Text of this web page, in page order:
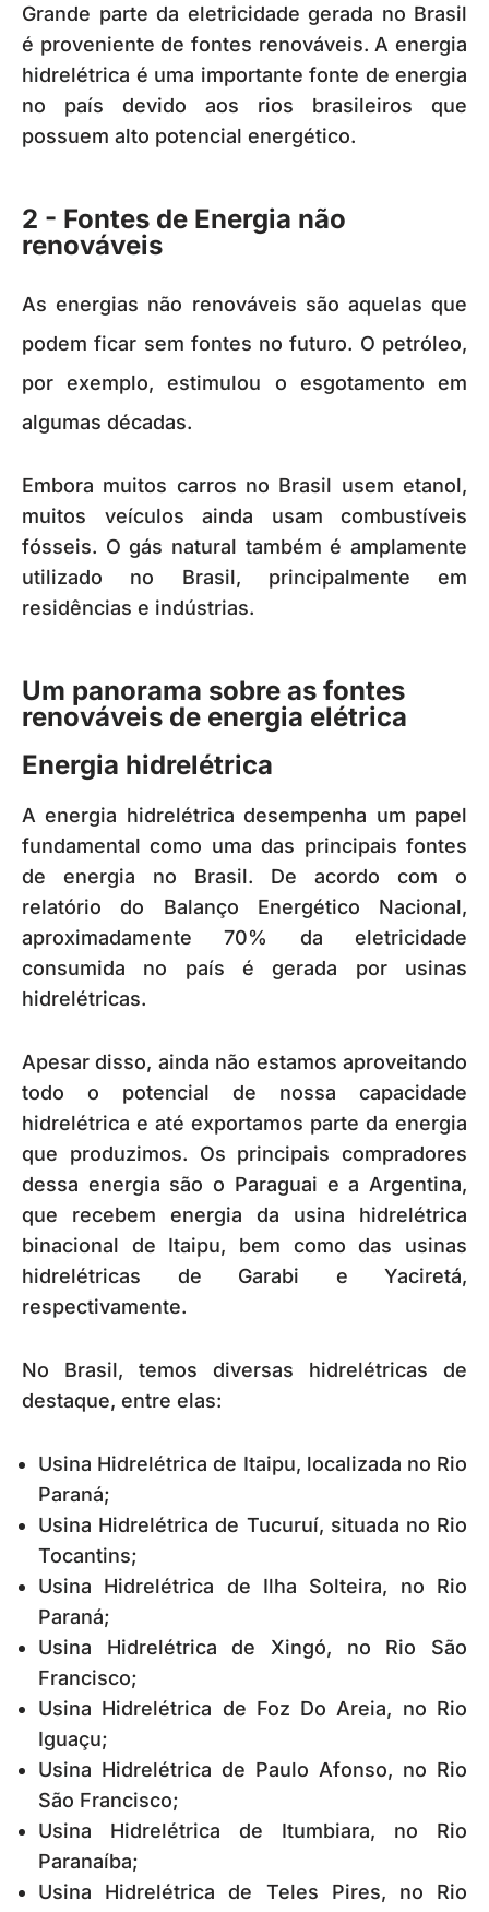
Grande parte da eletricidade gerada no Brasil
é proveniente de fontes renováveis. A energia
hidrelétrica é uma importante fonte de energia
no país devido aos rios brasileiros que
possuem alto potencial energético.
2 - Fontes de Energia não
renováveis
As energias não renováveis são aquelas que
podem ficar sem fontes no futuro. O petróleo,
por exemplo, estimulou o esgotamento em
algumas décadas.
Embora muitos carros no Brasil usem etanol,
muitos veículos ainda usam combustíveis
fósseis. O gás natural também é amplamente
utilizado no Brasil, principalmente em
residências e indústrias.
Um panorama sobre as fontes
renováveis de energia elétrica
Energia hidrelétrica
A energia hidrelétrica desempenha um papel
fundamental como uma das principais fontes
de energia no Brasil. De acordo com o
relatório do Balanço Energético Nacional,
aproximadamente 70% da eletricidade
consumida no país é gerada por usinas
hidrelétricas.
Apesar disso, ainda não estamos aproveitando
todo o potencial de nossa capacidade
hidrelétrica e até exportamos parte da energia
que produzimos. Os principais compradores
dessa energia são o Paraguai e a Argentina,
que recebem energia da usina hidrelétrica
binacional de Itaipu, bem como das usinas
hidrelétricas de Garabi e Yaciretá,
respectivamente.
No Brasil, temos diversas hidrelétricas de
destaque, entre elas:
Usina Hidrelétrica de Itaipu, localizada no Rio
Paraná;
Usina Hidrelétrica de Tucuruí, situada no Rio
Tocantins;
Usina Hidrelétrica de Ilha Solteira, no Rio
Paraná;
Usina Hidrelétrica de Xingó, no Rio São
Francisco;
Usina Hidrelétrica de Foz Do Areia, no Rio
Iguaçu;
Usina Hidrelétrica de Paulo Afonso, no Rio
São Francisco;
Usina Hidrelétrica de Itumbiara, no Rio
Paranaíba;
Usina Hidrelétrica de Teles Pires, no Rio